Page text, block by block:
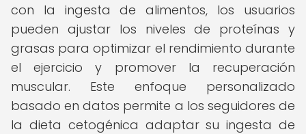
con la ingesta de alimentos, los usuarios
pueden ajustar los niveles de proteínas y
grasas para optimizar el rendimiento durante
el ejercicio y promover la recuperación
muscular. Este enfoque personalizado
basado en datos permite a los seguidores de
la dieta cetogénica adaptar su ingesta de